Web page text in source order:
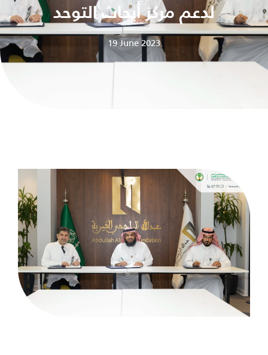
لدعم مركز أبحاث التوحد
19 June 2023